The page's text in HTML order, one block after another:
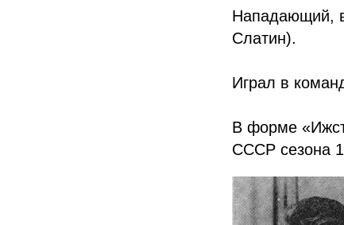
Нападающий,
Слатин).
Играл в
В форме
СССР сезона